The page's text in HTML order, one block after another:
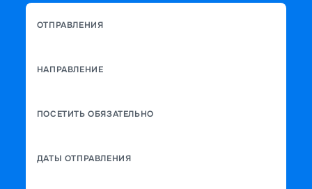
ОТПРАВЛЕНИЯ
НАПРАВЛЕНИЕ
ПОСЕТИТЬ ОБЯЗАТЕЛЬНО
ДАТЫ ОТПРАВЛЕНИЯ